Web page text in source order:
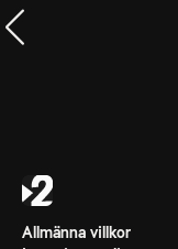
Allmänna villkor